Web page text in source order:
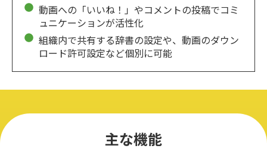
動画への「いいね！」やコメントの投稿でコミ
ュニケーションが活性化
組織内で共有する辞書の設定や、動画のダウン
ロード許可設定など個別に可能
主な機能